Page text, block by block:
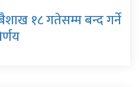
बैशाख १८ गतेसम्म बन्द गर्ने